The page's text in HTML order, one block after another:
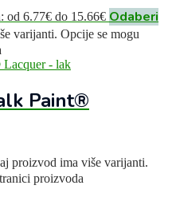
od 6.77€ do 15.66€ Odaberi
varijanti. Opcije se mogu
Paint®
proizvod ima više varijanti.
proizvoda